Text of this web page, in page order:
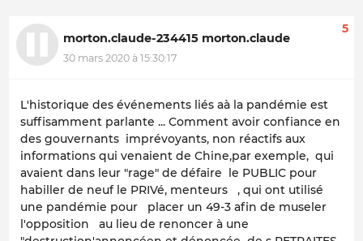
morton.claude-234415 morton.claude
30 mars 2020 à 15:30:17
5
L'historique des événements liés aà la pandémie est
suffisamment parlante ... Comment avoir confiance en
des gouvernants imprévoyants, non réactifs aux
informations qui venaient de Chine,par exemple, qui
avaient dans leur "rage" de défaire le PUBLIC pour
habiller de neuf le PRIVé, menteurs , qui ont utilisé
une pandémie pour placer un 49-3 afin de museler
l'opposition au lieu de renoncer à une